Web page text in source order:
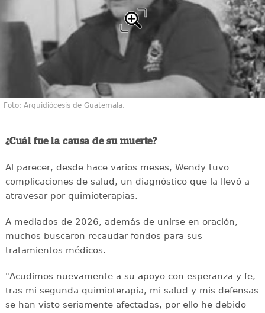
Foto: Arquidiócesis de Guatemala.
¿Cuál fue la causa de su muerte?
Al parecer, desde hace varios meses, Wendy tuvo
complicaciones de salud, un diagnóstico que la llevó a
atravesar por quimioterapias.
A mediados de 2026, además de unirse en oración,
muchos buscaron recaudar fondos para sus
tratamientos médicos.
"Acudimos nuevamente a su apoyo con esperanza y fe,
tras mi segunda quimioterapia, mi salud y mis defensas
se han visto seriamente afectadas, por ello he debido